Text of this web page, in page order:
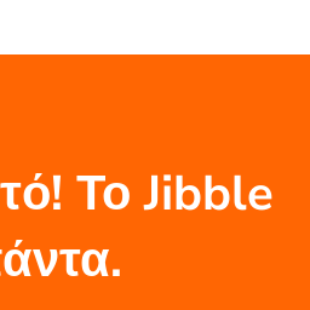
Το Jibble